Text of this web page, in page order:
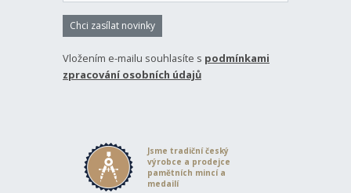
Chci zasílat novinky
Vložením e-mailu souhlasíte s podmínkami
zpracování osobních údajů
Jsme tradiční český
výrobce a prodejce
pamětních mincí a
medailí